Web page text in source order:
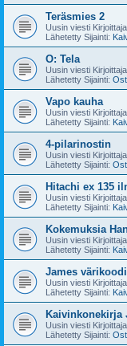
Teräsmies 2
Uusin viesti Kirjoittaja
Lähetetty Sijainti:
O: Tela
Uusin viesti Kirjoittaja
Lähetetty Sijainti:
Vapo kauha
Uusin viesti Kirjoittaja
Lähetetty Sijainti:
4-pilarinostin
Uusin viesti Kirjoittaja
Lähetetty Sijainti:
Hitachi ex 135
Uusin viesti Kirjoittaja
Lähetetty Sijainti:
Kokemuksia
Uusin viesti Kirjoittaja
Lähetetty Sijainti:
James
Uusin viesti Kirjoittaja
Lähetetty Sijainti:
Kaivinkonekirja
Uusin viesti Kirjoittaja
Lähetetty Sijainti: